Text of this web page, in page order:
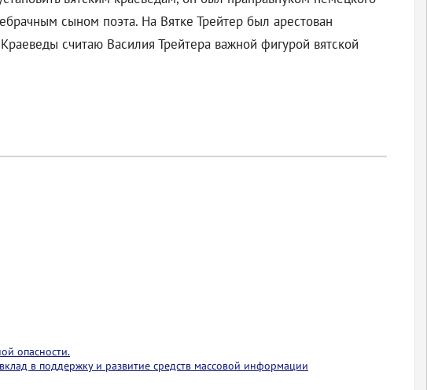
сыном поэта. На Вятке Трейтер был арестован
считаю Василия Трейтера важной фигурой вятской
опасности.
в поддержку и развитие средств массовой информации